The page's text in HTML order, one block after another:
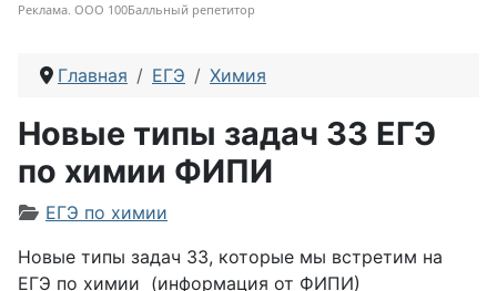
Реклама. ООО 100Балльный репетитор
Главная ЕГЭ Химия
Новые типы задач 33 ЕГЭ
по химии ФИПИ
Информация о материале
ЕГЭ по химии
Новые типы задач 33, которые мы встретим на
ЕГЭ по химии (информация от ФИПИ)